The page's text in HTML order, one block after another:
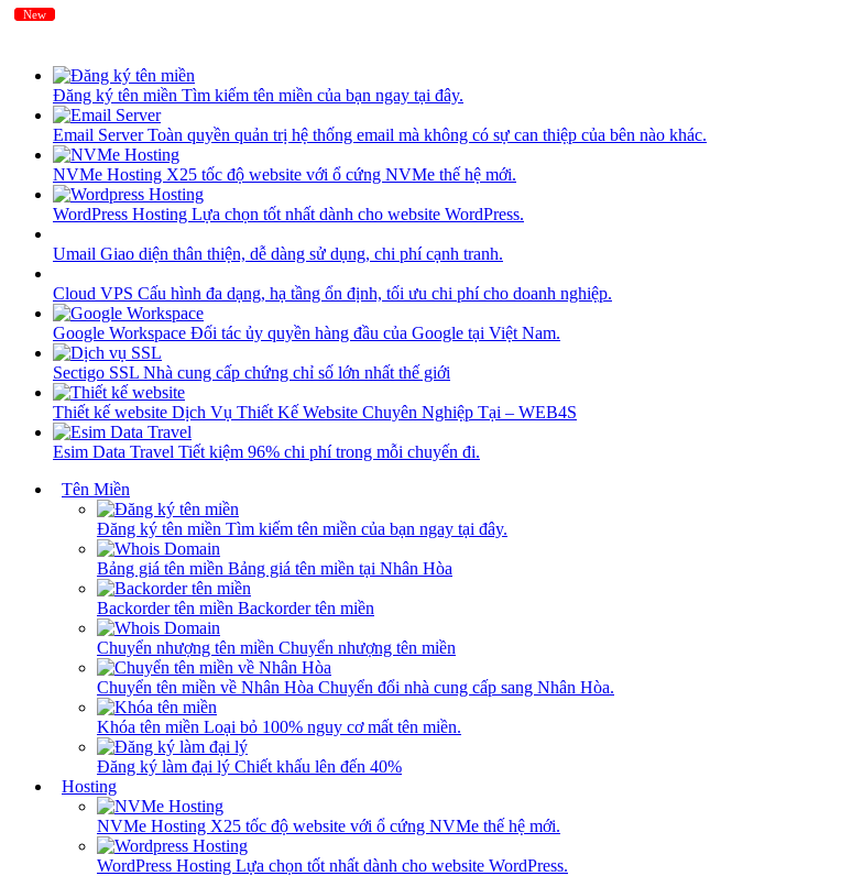
Đăng ký tên miền Tìm kiếm tên miền của bạn ngay tại đây.
Email ServerToàn quyền quản trị hệ thống email mà không có sự can thiệp của bên nào khác.
NVMe Hosting X25 tốc độ website với ổ cứng NVMe thế hệ mới.
WordPress Hosting Lựa chọn tốt nhất dành cho website WordPress.
Umail Giao diện thân thiện, dễ dàng sử dụng, chi phí cạnh tranh.
Cloud VPS Cấu hình đa dạng, hạ tầng ổn định, tối ưu chi phí cho doanh nghiệp.
Google Workspace Đối tác ủy quyền hàng đầu của Google tại Việt Nam.
Sectigo SSL Nhà cung cấp chứng chỉ số lớn nhất thế giới
Thiết kế website Dịch Vụ Thiết Kế Website Chuyên Nghiệp Tại – WEB4S
Esim Data Travel Tiết kiệm 96% chi phí trong mỗi chuyến đi.
Tên Miền
Đăng ký tên miền Tìm kiếm tên miền của bạn ngay tại đây.
Bảng giá tên miền Bảng giá tên miền tại Nhân Hòa
Backorder tên miền Backorder tên miền
Chuyển nhượng tên miền Chuyển nhượng tên miền
Chuyển tên miền về Nhân Hòa Chuyển đổi nhà cung cấp sang Nhân Hòa.
Khóa tên miền Loại bỏ 100% nguy cơ mất tên miền.
Đăng ký làm đại lý Chiết khấu lên đến 40%
Hosting
NVMe Hosting X25 tốc độ website với ổ cứng NVMe thế hệ mới.
WordPress Hosting Lựa chọn tốt nhất dành cho website WordPress.
New
New